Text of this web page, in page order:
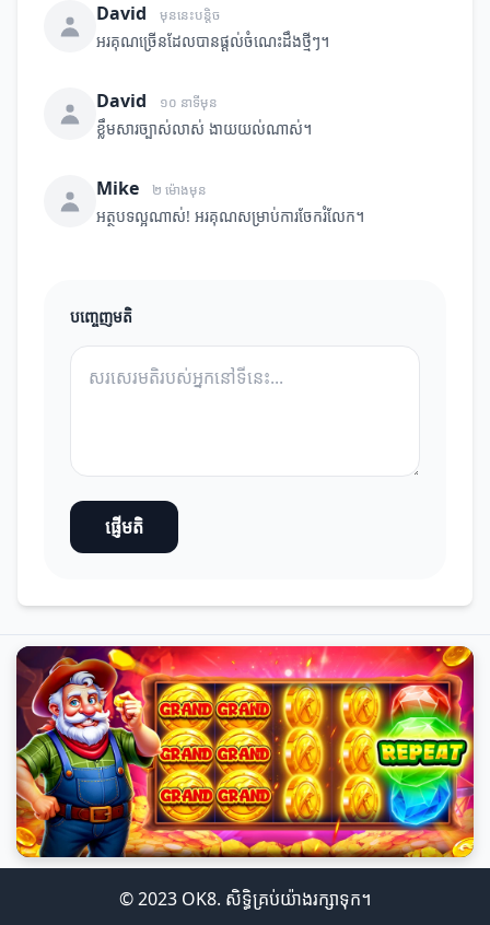
David មុននេះបន្តិច
អរគុណច្រើនដែលបានផ្តល់ចំណេះដឹងថ្មីៗ។
David ១០ នាទីមុន
ខ្លឹមសារច្បាស់លាស់ ងាយយល់ណាស់។
Mike ២ ម៉ោងមុន
អត្ថបទល្អណាស់! អរគុណសម្រាប់ការចែករំលែក។
បញ្ចេញមតិ
ផ្ញើមតិ
© 2023 OK8. សិទ្ធិគ្រប់យ៉ាងរក្សាទុក។